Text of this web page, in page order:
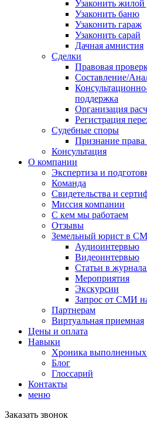
Узаконить
Узаконить баню
Узаконить гараж
Узаконить сарай
Дачная амнистия
Сделки
Правовая
Составление/
поддержка
Организация
Регистрация
Судебные споры
Признание права
Консультация
О компании
Экспертиза и
Команда
Свидетельства и
Миссия компании
С кем мы работаем
Отзывы
Земельный юрист в
Аудиоинтервью
Видеоинтервью
Статьи в
Мероприятия
Экскурсии
Запрос от СМИ
Партнерам
Виртуальная приемная
Цены и оплата
Навыки
Хроника выполненных
Блог
Глоссарий
Контакты
меню
Заказать звонок